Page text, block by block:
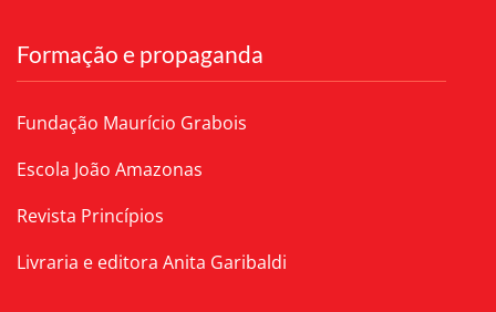
Formação e propaganda
Fundação Maurício Grabois
Escola João Amazonas
Revista Princípios
Livraria e editora Anita Garibaldi